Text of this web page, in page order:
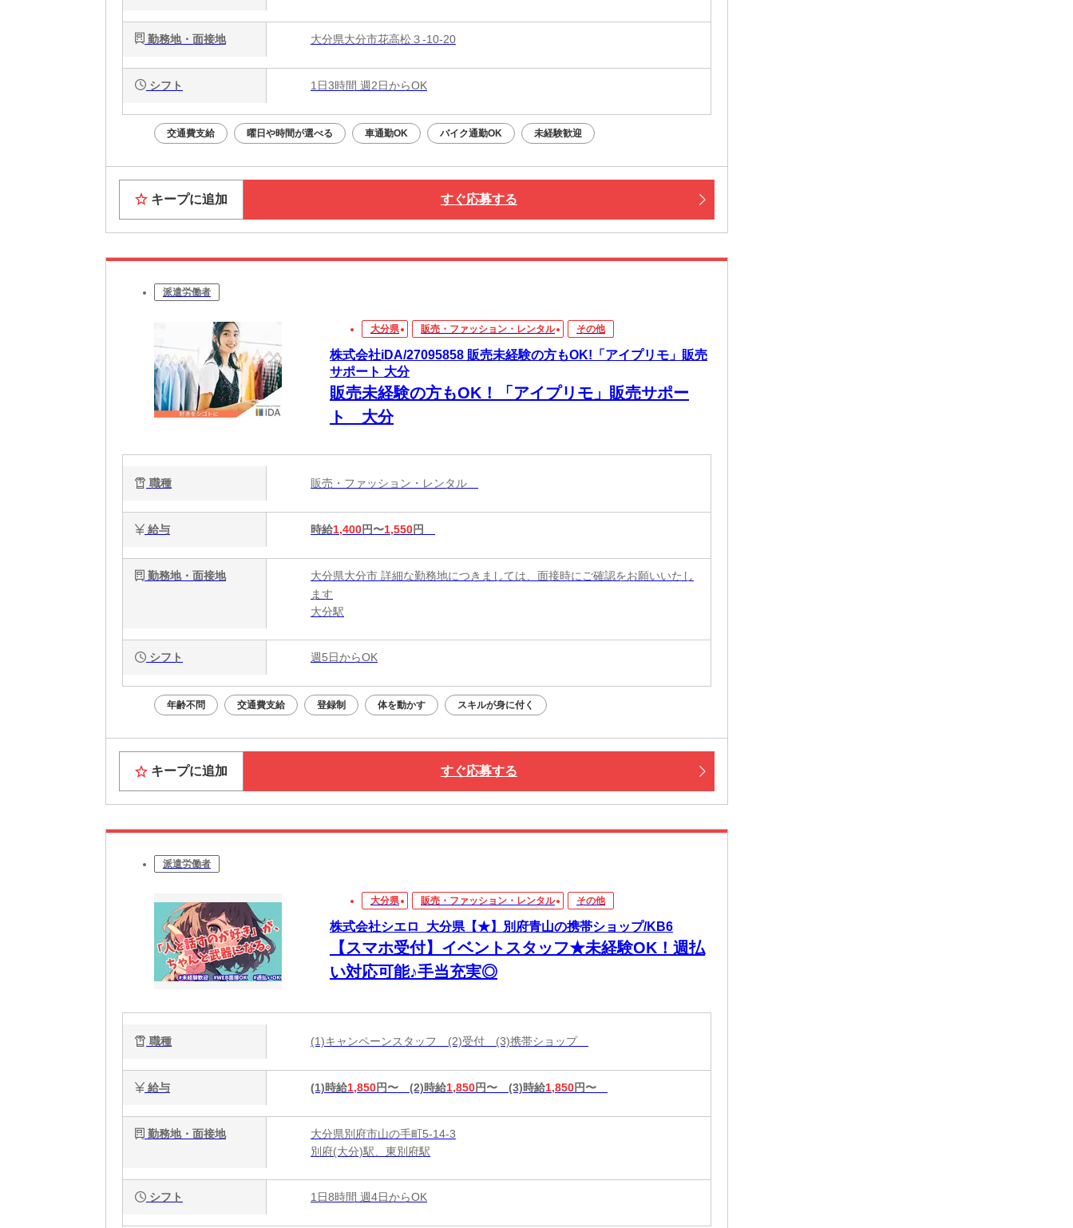
勤務地・面接地 大分県大分市花高松３-10-20
シフト 1日3時間 週2日からOK
交通費支給 曜日や時間が選べる 車通勤OK バイク通勤OK 未経験歓迎
キープに追加 すぐ応募する
派遣労働者
大分県 販売・ファッション・レンタル その他
株式会社iDA/27095858 販売未経験の方もOK!「アイプリモ」販売
サポート 大分
販売未経験の方もOK！「アイプリモ」販売サポー
ト 大分
職種 販売・ファッション・レンタル
給与 時給1,400円〜1,550円
勤務地・面接地
大分県大分市 詳細な勤務地につきましては、面接時にご確認をお願いいたし
ます
大分駅
シフト 週5日からOK
年齢不問 交通費支給 登録制 体を動かす スキルが身に付く
キープに追加 すぐ応募する
派遣労働者
大分県 販売・ファッション・レンタル その他
株式会社シエロ_大分県【★】別府青山の携帯ショップ/KB6
【スマホ受付】イベントスタッフ★未経験OK！週払
い対応可能♪手当充実◎
職種 (1)キャンペーンスタッフ (2)受付 (3)携帯ショップ
給与 (1)時給1,850円〜 (2)時給1,850円〜 (3)時給1,850円〜
勤務地・面接地
大分県別府市山の手町5-14-3
別府(大分)駅、東別府駅
シフト 1日8時間 週4日からOK